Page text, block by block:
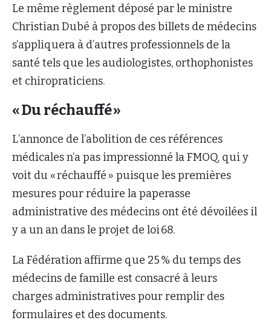
Le même règlement déposé par le ministre
Christian Dubé à propos des billets de médecins
s’appliquera à d’autres professionnels de la
santé tels que les audiologistes, orthophonistes
et chiropraticiens.
« Du réchauffé »
L’annonce de l’abolition de ces références
médicales n’a pas impressionné la FMOQ, qui y
voit du « réchauffé » puisque les premières
mesures pour réduire la paperasse
administrative des médecins ont été dévoilées il
y a un an dans le projet de loi 68.
La Fédération affirme que 25 % du temps des
médecins de famille est consacré à leurs
charges administratives pour remplir des
formulaires et des documents.